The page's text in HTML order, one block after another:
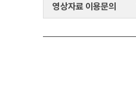
영상자료 이용문의